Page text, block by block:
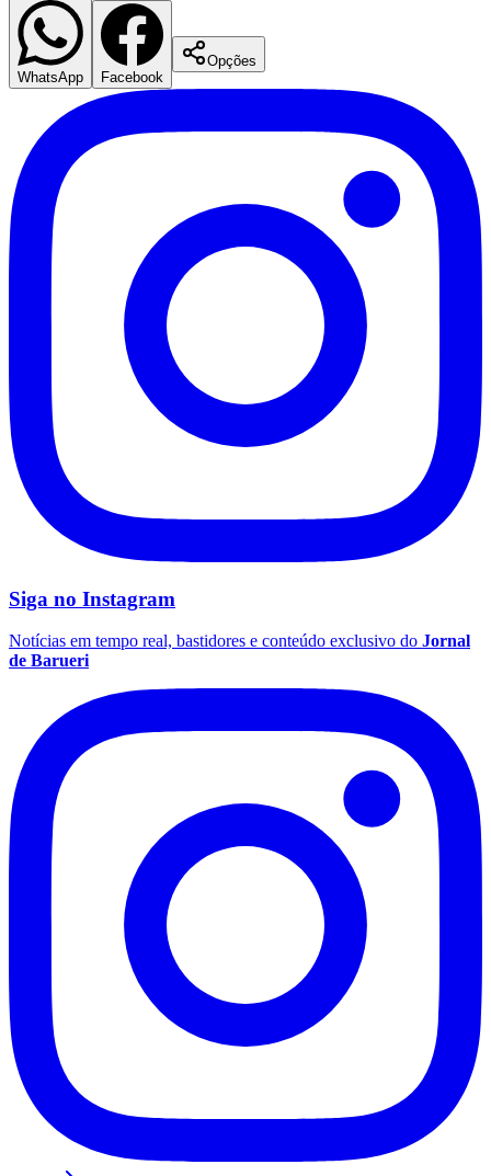
Corinthians
WhatsApp Facebook
Opções
Siga no Instagram
Notícias em tempo real, bastidores e conteúdo exclusivo do Jornal
de Barueri